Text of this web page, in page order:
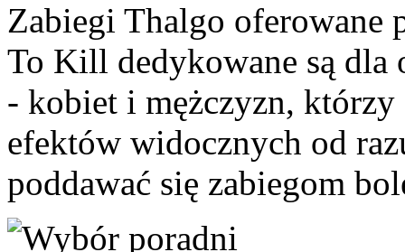
Zabiegi Thalgo oferowane
To Kill dedykowane są dla
- kobiet i mężczyzn, którzy
efektów widocznych od
poddawać się zabiegom